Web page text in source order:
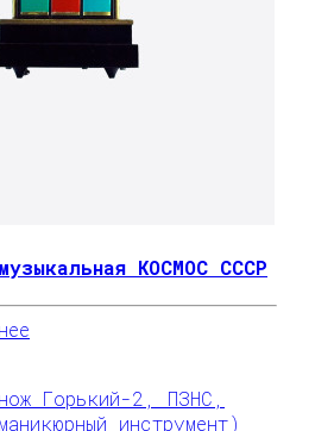
КОСМОС СССР